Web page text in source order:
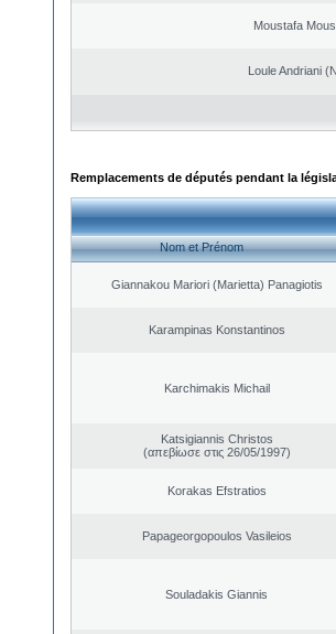
Moustafa
Loule Andriani
Remplacements de députés pendant la
Nom et Prénom
Giannakou Mariori (Marietta) Panagiotis
Karampinas Konstantinos
Karchimakis Michail
Katsigiannis Christos
(απεβίωσε στις 26/05/1997)
Korakas Efstratios
Papageorgopoulos Vasileios
Souladakis Giannis